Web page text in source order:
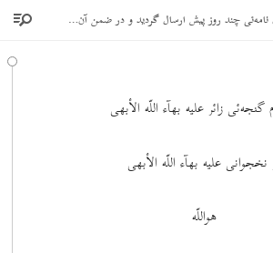
ای ثابت بر پیمان نامه‌ئی چند روز پیش ارسال گردید و در ضمن آن مکتوبی بحرم آقا موسی مرقوم
زائر علیه بهآء اللّه الأبهی
علیه بهآء اللّه الأبهی
هواللّه